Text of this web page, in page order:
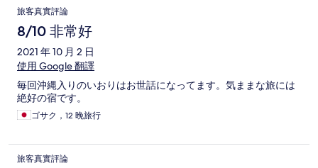
旅客真實評論
8/10 非常好
2021 年 10 月 2 日
使用 Google 翻譯
毎回沖縄入りのいおりはお世話になってます。気ままな旅には
絶好の宿です。
ゴサク，12 晚旅行
旅客真實評論